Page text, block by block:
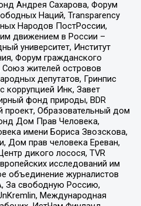
Андрея Сахарова, Форум
Наций, Transparеncy
Народов ПостРоссии,
движением в России –
университет, Институт
Форум гражданского
жителей островов
депутатов, Гринпис
коррупцией Инк, Завет
фонд природы, BDR
проект, Образовательный дом
Дом Прав Человека,
имени Бориса Звозскова,
Дом прав человека Ереван,
дикого лосося, TVR
исследований им
объединение журналистов
За свободную Россию,
Международная